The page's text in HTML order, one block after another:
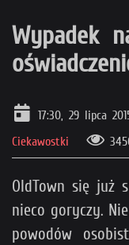
Wypadek
17:30, 29 lipca
Ciekawostki
OldTown się już
nieco goryczy.
powodów